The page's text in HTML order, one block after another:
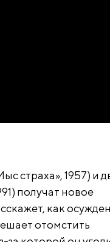
страха», 1957) и
получат новое
как
отомстить